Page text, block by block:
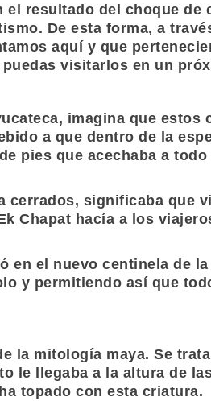
el resultado del choque de
De esta forma, a
aquí y que
visitarlos en un
imagina que estos
a que dentro de la
pies que acechaba a todo
cerrados, significaba que
Chapat hacía a los
en el nuevo centinela de la
y permitiendo así que
la mitología maya. Se
le llegaba a la altura de
topado con esta criatura.